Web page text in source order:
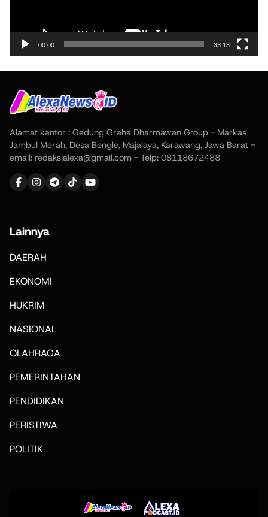
00:00 33:13
Alamat kantor : Gedung Graha Dharmawan Group - Markas
Jambul Merah, Desa Bengle, Majalaya, Karawang, Jawa Barat -
email: redaksialexa@gmail.com - Telp: 08118672488
Lainnya
DAERAH
EKONOMI
HUKRIM
NASIONAL
OLAHRAGA
PEMERINTAHAN
PENDIDIKAN
PERISTIWA
POLITIK